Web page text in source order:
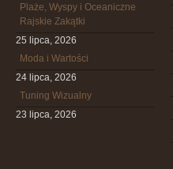
Plaże, Wyspy i Oceaniczne
Rajskie Zakątki
25 lipca, 2026
Moda i Wartości
24 lipca, 2026
Tuning Wizualny
23 lipca, 2026